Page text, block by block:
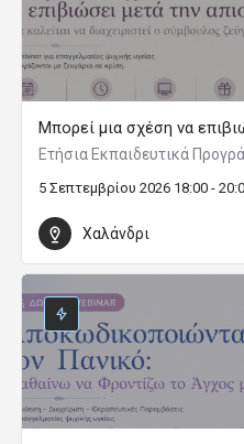
Μπορεί μια σχέση να
Ετήσια Εκπαιδευτικά
5 Σεπτεμβρίου 2026 18:00 -
Χαλάνδρι